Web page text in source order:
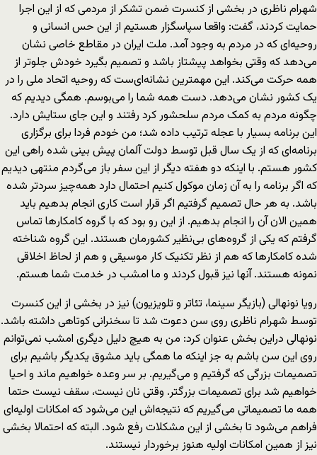
شهرام ناظری در بخشی از کنسرت ضمن تشکر از مردمی که از این اجرا
حمایت کردند، گفت: واقعا سپاسگزار هستیم از این حس انسانی و
روحیه‌ای که در مردم به وجود آمد. ملت ایران در مقاطع خاصی نشان
می‌دهد که وقتی بخواهد پیشتاز باشد و تصمیم بگیرد خودش جلوتر از
همه حرکت می‌کند. این مهمترین نشانه‌ای‌ست که روحیه اتحاد ملی را در
یک کشور نشان می‌دهد. دست همه شما را می‌بوسم. همگی دیدیم که
چگونه مردم به کمک مردم سلحشور کرد رفتند و این جای ستایش دارد.
این برنامه بسیار با عجله ترتیب داده شد؛ من خودم فردا برای برگزاری
برنامه‌ای که از یک سال قبل توسط دولت آلمان پیش بینی شده راهی این
کشور هستم. با اینکه دو هفته دیگر از این سفر باز می‌گردم منتهی دیدیم
که اگر برنامه را به آن زمان موکول کنیم احتمال دارد همه‌چیز سردتر شده
باشد. به هر حال تصمیم گرفتیم اگر قرار است کاری انجام بدهیم باید
همین الان آن را انجام بدهیم. از این رو بود که با گروه کامکارها تماس
گرفتم که یکی از گروه‌های بی‌نظیر کشورمان هستند. این گروه شناخته
شده کامکارها که هم از نظر تکنیک کار موسیقی و هم از لحاظ اخلاقی
نمونه هستند. آنها نیز قبول کردند و ما امشب در خدمت شما هستم.
رویا نونهالی (بازیگر سینما، تئاتر و تلویزیون) نیز در بخشی از این کنسرت
توسط شهرام ناظری روی سن دعوت شد تا سخنرانی کوتاهی داشته باشد.
نونهالی دراین بخش عنوان کرد: من به هیچ دلیل دیگری امشب نمی‌توانم
روی این سن باشم به جز اینکه ما همگی باید مشوق یکدیگر باشیم برای
تصمیمات بزرگی که گرفتیم و می‌گیریم. بر سر وعده خواهیم ماند و احیا
خواهیم شد برای تصمیمات بزرگتر. وقتی نان نیست، سقف نیست حتما
همه ما تصمیماتی می‌گیریم که نتیجه‌اش این می‌شود که امکانات اولیه‌ای
فراهم می‌شود تا بخشی از این مشکلات رفع شود. البته که احتمالا بخشی
نیز از همین امکانات اولیه هنوز برخوردار نیستند.